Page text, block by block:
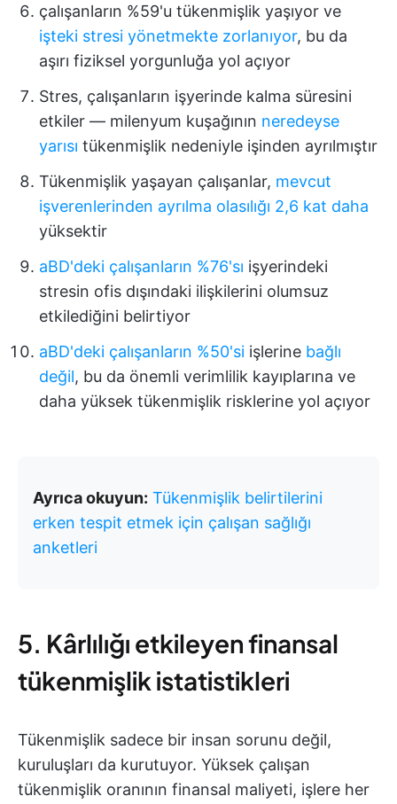
çalışanların %59'u tükenmişlik yaşıyor ve
işteki stresi yönetmekte zorlanıyor, bu da
aşırı fiziksel yorgunluğa yol açıyor
Stres, çalışanların işyerinde kalma süresini
etkiler — milenyum kuşağının neredeyse
yarısı tükenmişlik nedeniyle işinden ayrılmıştır
Tükenmişlik yaşayan çalışanlar, mevcut
işverenlerinden ayrılma olasılığı 2,6 kat daha
yüksektir
aBD'deki çalışanların %76'sı işyerindeki
stresin ofis dışındaki ilişkilerini olumsuz
etkilediğini belirtiyor
aBD'deki çalışanların %50'si işlerine bağlı
değil, bu da önemli verimlilik kayıplarına ve
daha yüksek tükenmişlik risklerine yol açıyor
Ayrıca okuyun: Tükenmişlik belirtilerini
erken tespit etmek için çalışan sağlığı
anketleri
5. Kârlılığı etkileyen finansal
tükenmişlik istatistikleri
Tükenmişlik sadece bir insan sorunu değil,
kuruluşları da kurutuyor. Yüksek çalışan
tükenmişlik oranının finansal maliyeti, işlere her